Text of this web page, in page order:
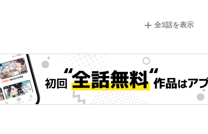
全3話を表示